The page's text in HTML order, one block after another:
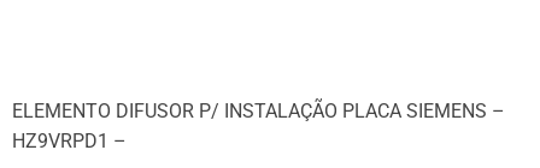
ELEMENTO DIFUSOR P/ INSTALAÇÃO PLACA SIEMENS –
HZ9VRPD1 –